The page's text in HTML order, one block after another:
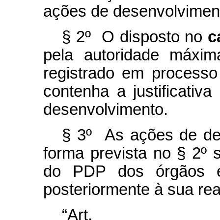
ações de
§ 2º O disposto no
pelaautoridade
registrado em
contenha a
desenvolvimento.
§ 3º As ações de
forma prevista no § 2º
do PDP dos órgãos
posteriormente à sua